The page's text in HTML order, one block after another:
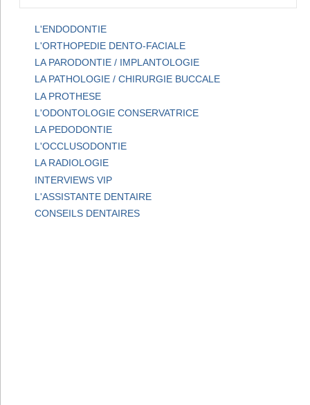
L'ENDODONTIE
L'ORTHOPEDIE DENTO-FACIALE
LA PARODONTIE / IMPLANTOLOGIE
LA PATHOLOGIE / CHIRURGIE BUCCALE
LA PROTHESE
L'ODONTOLOGIE CONSERVATRICE
LA PEDODONTIE
L'OCCLUSODONTIE
LA RADIOLOGIE
INTERVIEWS VIP
L'ASSISTANTE DENTAIRE
CONSEILS DENTAIRES